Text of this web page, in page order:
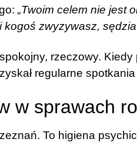
„Twoim celem nie jest
zwyzywasz,
rzeczowy.
regularne
w sprawach
To higiena